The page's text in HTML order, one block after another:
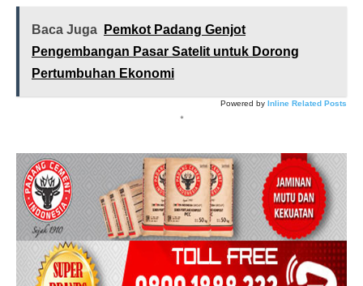
Baca Juga
Pemkot Padang Genjot
Pengembangan Pasar Satelit untuk Dorong
Pertumbuhan Ekonomi
Powered by Inline Related Posts
*